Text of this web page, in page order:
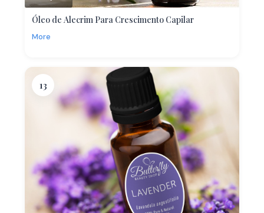
Óleo de Alecrim Para Crescimento Capilar
More
13